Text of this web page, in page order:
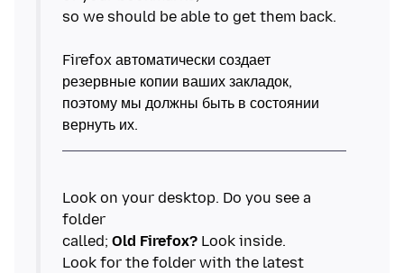
so we should be able to get them back.
Firefox автоматически создает
резервные копии ваших закладок,
поэтому мы должны быть в состоянии
Look on your desktop. Do you see a
folder
called; Old Firefox? Look inside.
Look for the folder with the latest